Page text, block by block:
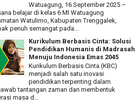
Watuagung, 16 September 2025 –
belajar di kelas 6 MI Watuagung
Watulimo, Kabupaten Trenggalek,
penuh semangat pada...
Kurikulum Berbasis Cinta: Solusi
Pendidikan Humanis di Madrasah
Menuju Indonesia Emas 2045
Kurikulum Berbasis Cinta (KBC)
menjadi salah satu inovasi
pendidikan terpenting dalam
tantangan zaman dan membentuk
masa d...